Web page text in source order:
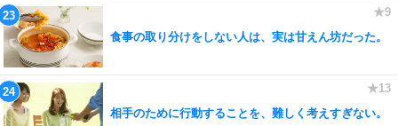
食事の取り分けをしない人は、実は甘えん坊だった。
相手のために行動することを、難しく考えすぎない。